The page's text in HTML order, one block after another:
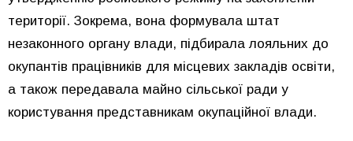
території. Зокрема, вона формувала штат
незаконного органу влади, підбирала лояльних до
окупантів працівників для місцевих закладів освіти,
а також передавала майно сільської ради у
користування представникам окупаційної влади.